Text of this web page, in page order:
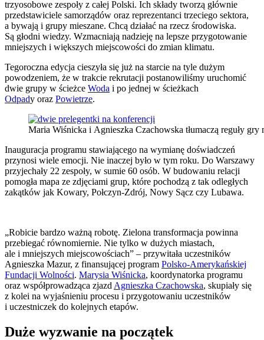
trzyosobowe zespoły z całej Polski. Ich składy tworzą głównie
przedstawiciele samorządów oraz reprezentanci trzeciego sektora,
a bywają i grupy mieszane. Chcą działać na rzecz środowiska.
Są głodni wiedzy. Wzmacniają nadzieję na lepsze przygotowanie
mniejszych i większych miejscowości do zmian klimatu.
Tegoroczna edycja cieszyła się już na starcie na tyle dużym
powodzeniem, że w trakcie rekrutacji postanowiliśmy uruchomić
dwie grupy w ścieżce Woda i po jednej w ścieżkach
Odpady oraz Powietrze.
Maria Wiśnicka i Agnieszka Czachowska tłumaczą reguły
Inauguracja programu stawiającego na wymianę doświadczeń
przynosi wiele emocji. Nie inaczej było w tym roku. Do Warszawy
przyjechały 22 zespoły, w sumie 60 osób. W budowaniu relacji
pomogła mapa ze zdjęciami grup, które pochodzą z tak odległych
zakątków jak Kowary, Połczyn-Zdrój, Nowy Sącz czy Lubawa.
„Robicie bardzo ważną robotę. Zielona transformacja powinna
przebiegać równomiernie. Nie tylko w dużych miastach,
ale i mniejszych miejscowościach” – przywitała uczestników
Agnieszka Mazur, z finansującej program Polsko-Amerykańskiej
Fundacji Wolności. Marysia Wiśnicka, koordynatorka programu
oraz współprowadząca zjazd Agnieszka Czachowska, skupiały się
z kolei na wyjaśnieniu procesu i przygotowaniu uczestników
i uczestniczek do kolejnych etapów.
Duże wyzwanie na początek